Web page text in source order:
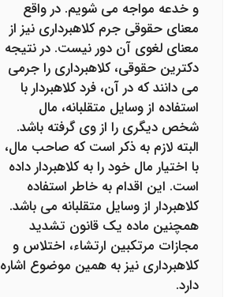
و خدعه مواجه می شویم. در واقع
معنای حقوقی جرم کلاهبرداری نیز از
معنای لغوی آن دور نیست. در نتیجه
دکترین حقوقی، کلاهبرداری را جرمی
می دانند که در آن، فرد کلاهبردار با
استفاده از وسایل متقلبانه، مال
شخص دیگری را از وی گرفته باشد.
البته لازم به ذکر است که صاحب مال،
با اختیار مال خود را به کلاهبردار داده
است. این اقدام به خاطر استفاده
کلاهبردار از وسایل متقلبانه می باشد.
همچنین ماده یک قانون تشدید
مجازات مرتکبین ارتشاء، اختلاس و
کلاهبرداری نیز به همین موضوع اشاره
دارد.